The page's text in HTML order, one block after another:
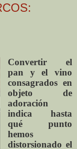
Convertir el
pan y el vino
consagrados en
objeto de
adoración
indica hasta
qué punto
hemos
distorsionado el